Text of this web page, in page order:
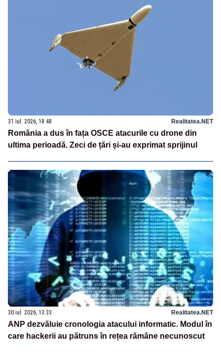
31 iul. 2026, 18:48 Realitatea.NET
România a dus în fața OSCE atacurile cu drone din
ultima perioadă. Zeci de țări și-au exprimat sprijinul
30 iul. 2026, 13:33 Realitatea.NET
ANP dezvăluie cronologia atacului informatic. Modul în
care hackerii au pătruns în rețea rămâne necunoscut